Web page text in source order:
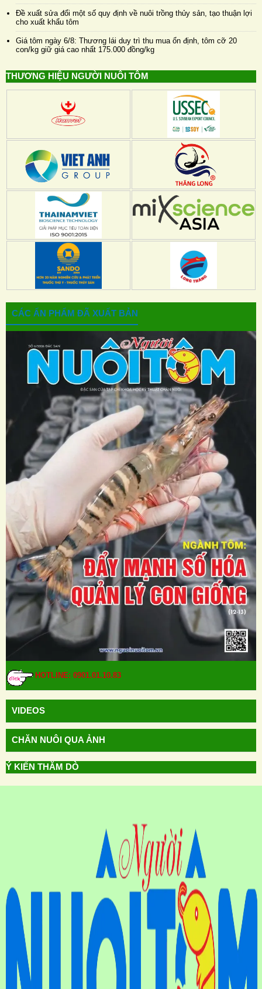
Đề xuất sửa đổi một số quy định về nuôi trồng thủy sản, tạo thuận lợi
cho xuất khẩu tôm
Giá tôm ngày 6/8: Thương lái duy trì thu mua ổn định, tôm cỡ 20
con/kg giữ giá cao nhất 175.000 đồng/kg
THƯƠNG HIỆU NGƯỜI NUÔI TÔM
CÁC ẤN PHẨM ĐÃ XUẤT BẢN
HOTLINE: 0901.01.10.83
VIDEOS
CHĂN NUÔI QUA ẢNH
Ý KIẾN THĂM DÒ